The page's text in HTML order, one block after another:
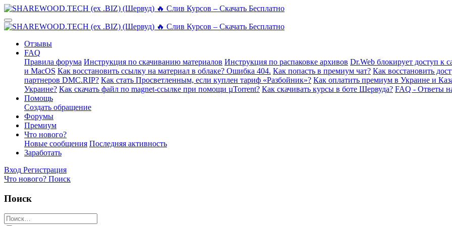
Отзывы
FAQ
Правила форума Инструкция по скачиванию материалов Инструкция по распаковке архивов Dr.Web блокирует доступ к
и MacOS Как восстановить ссылку на материал в облаке? Ошибка 404. Как попасть в премиум чат? Как восстановить
партнеров DMC.RIP? Как стать Просветленным, если куплен тариф «Разбойник»? Как оплатить премиум в Украине и
Украине? Как скачать файл по magnet-ссылке при помощи µTorrent? Как скачивать курсы в боте Шервуда? FAQ - Ответы
Помощь
Создать обращение
Форумы
Премиум
Что нового?
Новые сообщения Последняя активность
Заработать
Вход Регистрация
Что нового? Поиск
Поиск